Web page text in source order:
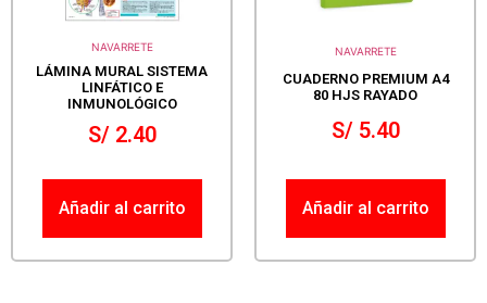
NAVARRETE
LÁMINA MURAL SISTEMA
LINFÁTICO E
INMUNOLÓGICO
S/2.40
Añadir al carrito
NAVARRETE
CUADERNO PREMIUM A4
80 HJS RAYADO
S/5.40
Añadir al carrito